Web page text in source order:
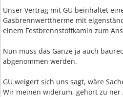
Unser Vertrag mit GU beinhaltet
Gasbrennwerttherme mit
einem Festbrennstoffkamin zum
Nun muss das Ganze ja auch
abgenommen werden.
GU weigert sich uns sagt, wäre
Wir meinen widerum, gehört zu ner